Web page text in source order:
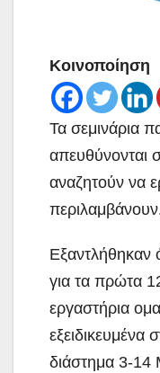
Κοινοποίηση
Τα σεμινάρια
απευθύνονται
αναζητούν να
Εξαντλήθηκαν
για τα πρώτα
εργαστήρια
εξειδικευμένα
διάστημα 3-14